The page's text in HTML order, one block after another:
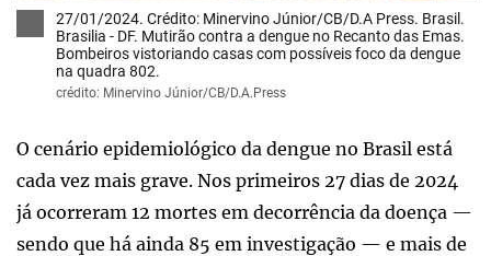
27/01/2024. Crédito: Minervino Júnior/CB/D.A Press. Brasil.
Brasilia - DF. Mutirão contra a dengue no Recanto das Emas.
Bombeiros vistoriando casas com possíveis foco da dengue
na quadra 802.
crédito: Minervino Júnior/CB/D.A.Press
O cenário epidemiológico da dengue no Brasil está
cada vez mais grave. Nos primeiros 27 dias de 2024
já ocorreram 12 mortes em decorrência da doença —
sendo que há ainda 85 em investigação — e mais de